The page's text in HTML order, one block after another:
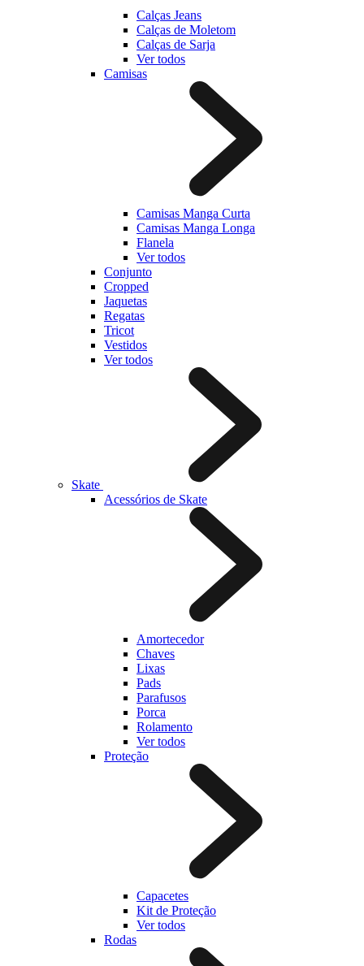
Calças Jeans
Calças de Moletom
Calças de Sarja
Ver todos
Camisas
Camisas Manga Curta
Camisas Manga Longa
Flanela
Ver todos
Conjunto
Cropped
Jaquetas
Regatas
Tricot
Vestidos
Ver todos
Skate
Acessórios de Skate
Amortecedor
Chaves
Lixas
Pads
Parafusos
Porca
Rolamento
Ver todos
Proteção
Capacetes
Kit de Proteção
Ver todos
Rodas